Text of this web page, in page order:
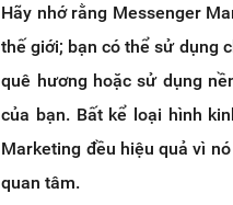
Hãy nhớ rằng Messenger
thế giới; bạn có thể sử dụng
quê hương hoặc sử dụng
của bạn. Bất kể loại hình
Marketing đều hiệu quả vì
quan tâm.